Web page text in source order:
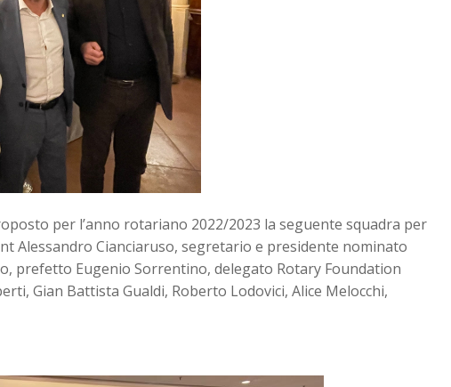
per l’anno rotariano 2022/2023 la seguente squadra per
Alessandro Cianciaruso, segretario e presidente nominato
prefetto Eugenio Sorrentino, delegato Rotary Foundation
Gian Battista Gualdi, Roberto Lodovici, Alice Melocchi,